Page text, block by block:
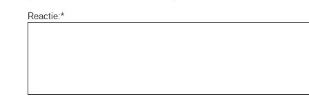
Reactie:*